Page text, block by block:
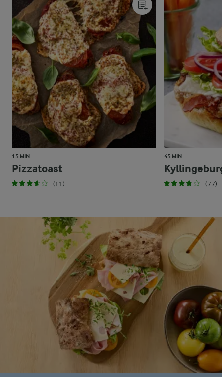
15 MIN
Pizzatoast
(11)
45 MIN
(77)